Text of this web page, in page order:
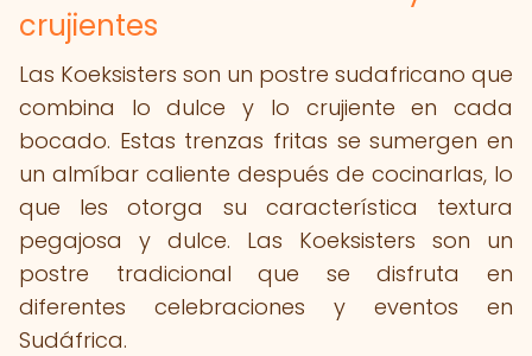
crujientes
Las Koeksisters son un postre sudafricano que
combina lo dulce y lo crujiente en cada
bocado. Estas trenzas fritas se sumergen en
un almíbar caliente después de cocinarlas, lo
que les otorga su característica textura
pegajosa y dulce. Las Koeksisters son un
postre tradicional que se disfruta en
diferentes celebraciones y eventos en
Sudáfrica.